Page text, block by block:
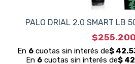
PALO DRIAL 2.0 SMART LB
$255.200